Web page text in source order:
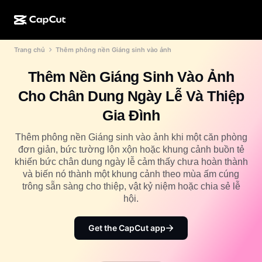
CapCut trên web
CapCut cho di động
Dreamina AI
Pippit AI
Tạo bằng AI
Thiết kế bằng AI
Trình tạo video bằng AI
Trình tạo hình ảnh bằng AI
Nâng cấp hình ảnh bằng AI
Dreamina Seedance 2.5
Nano Banana Pro
Tính năng
Công cụ AI
Trình chỉnh sửa và tạo video
Trình chỉnh sửa và tạo hình ảnh
Trình tạo và chỉnh sửa giọng nói
Xem thêm
Trường hợp sử dụng
Mẫu ngày lễ
Mẫu cho lịch
Mẫu cho ngày kỷ niệm
Mẫu hiệu ứng
Giới thiệu
Cộng đồng
Tiếp thị liên kết
Chương trình người tiên phong
Chương trình đối tác sáng tạo
Khuôn viên sáng tạo CapCut
Trang chủ Thêm phông nền Giáng sinh vào ảnh
Thêm Nền Giáng Sinh Vào Ảnh
Cho Chân Dung Ngày Lễ Và Thiệp
Gia Đình
Thêm phông nền Giáng sinh vào ảnh khi một căn phòng
đơn giản, bức tường lộn xộn hoặc khung cảnh buồn tẻ
khiến bức chân dung ngày lễ cảm thấy chưa hoàn thành
và biến nó thành một khung cảnh theo mùa ấm cúng
trông sẵn sàng cho thiệp, vật kỷ niệm hoặc chia sẻ lễ
hội.
Get the CapCut app